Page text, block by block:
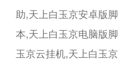
页
助,天上白玉京安卓版
本,天上白玉京电脑版
玉京云挂机,天上白玉